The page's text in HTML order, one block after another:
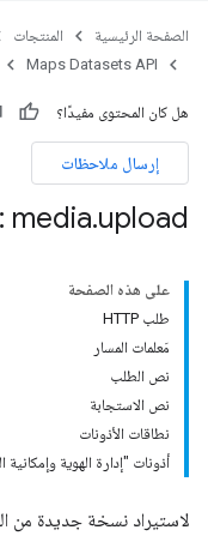
الصفحة الرئيسية المنتجات
Maps Datasets API
هل كان المحتوى مفيدًا؟
إرسال ملاحظات
media.upload
على هذه الصفحة
طلب HTTP
مَعلمات المسار
نص الطلب
نص الاستجابة
نطاقات الأذونات
أذونات "إدارة الهوية
لاستيراد نسخة جديدة من